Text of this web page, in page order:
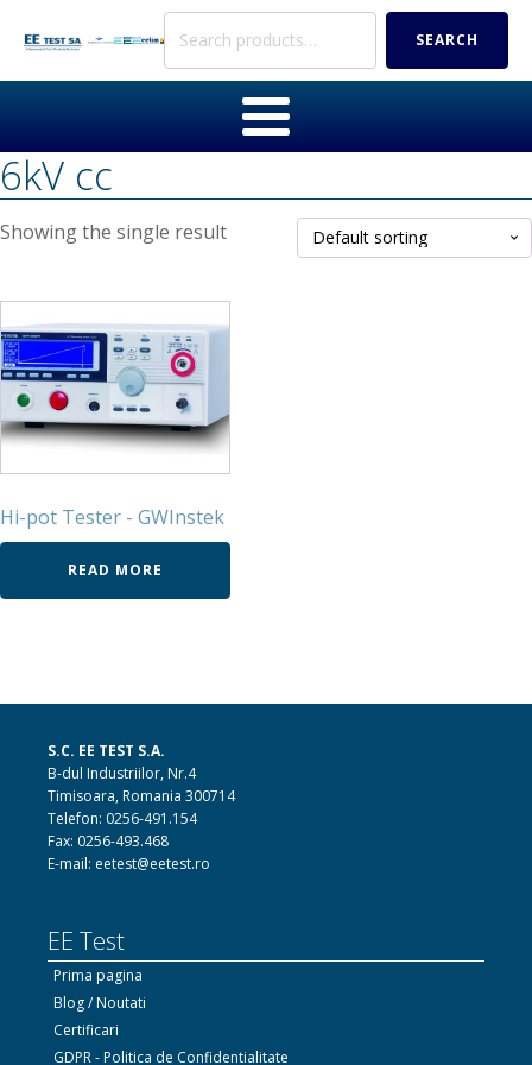
Search
SEARCH
6kV cc
Showing the single result
Hi-pot Tester - GWInstek
READ MORE
S.C. EE TEST S.A.
B-dul Industriilor, Nr.4
Timisoara, Romania 300714
Telefon: 0256-491.154
Fax: 0256-493.468
E-mail: eetest@eetest.ro
EE Test
Prima pagina
Blog / Noutati
Certificari
GDPR - Politica de Confidentialitate